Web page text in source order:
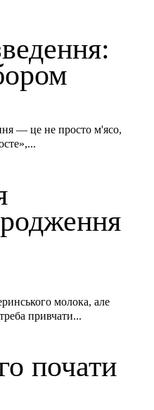
— це не просто м'ясо,
молока, але
привчати...
почати